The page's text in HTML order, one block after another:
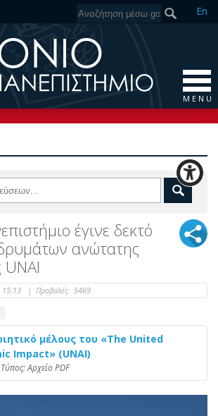
En
M E N U
έγινε δεκτό
ανώτατης
UNAI
15:13 | Προβολές: 5469
μέλους του «The United
Impact» (UNAI)
Αρχείο PDF